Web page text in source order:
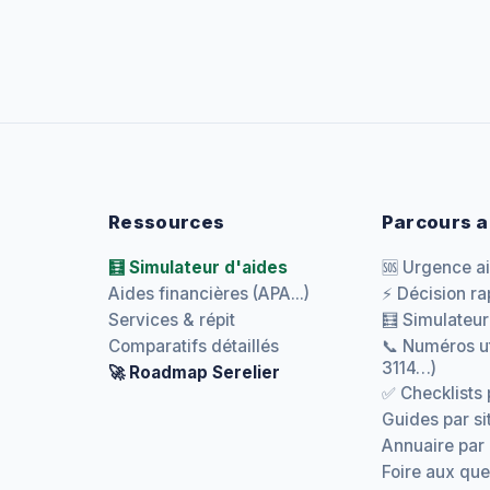
Ressources
🧮 Simulateur d'aides
Aides financières (APA...)
Services & répit
Comparatifs détaillés
🚀 Roadmap Serelier
Parcours
🆘 Urgence
⚡ Décision
🧮
📞 Numéros
3114…)
✅ Checklists
Guides par
Annuaire
Foire aux